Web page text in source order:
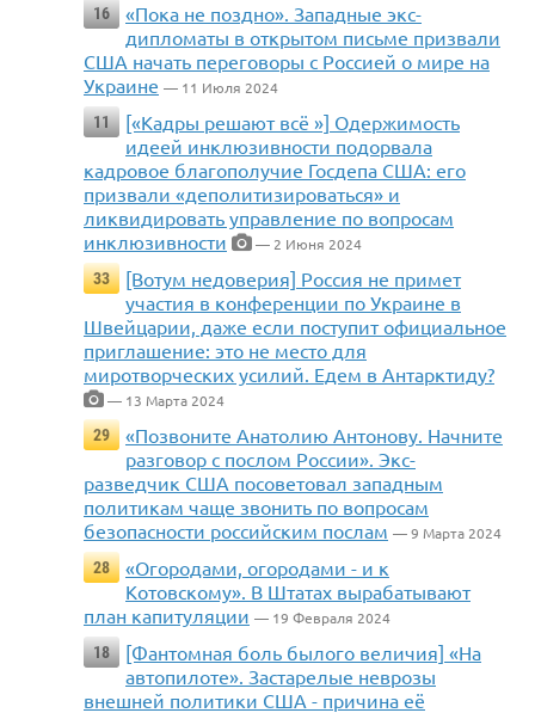
16
«Пока не поздно». Западные экс-
дипломаты в открытом письме призвали
США начать переговоры с Россией о мире на
Украине — 11 Июля 2024
11
[«Кадры решают всё »] Одержимость
идеей инклюзивности подорвала
кадровое благополучие Госдепа США: его
призвали «деполитизироваться» и
ликвидировать управление по вопросам
инклюзивности
— 2 Июня 2024
33
[Вотум недоверия] Россия не примет
участия в конференции по Украине в
Швейцарии, даже если поступит официальное
приглашение: это не место для
миротворческих усилий. Едем в Антарктиду?
— 13 Марта 2024
29
«Позвоните Анатолию Антонову. Начните
разговор с послом России». Экс-
разведчик США посоветовал западным
политикам чаще звонить по вопросам
безопасности российским послам — 9 Марта 2024
28
«Огородами, огородами - и к
Котовскому». В Штатах вырабатывают
план капитуляции — 19 Февраля 2024
18
[Фантомная боль былого величия] «На
автопилоте». Застарелые неврозы
внешней политики США - причина её